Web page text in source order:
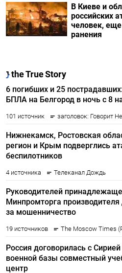
В Киеве и
российских
человек,
ранения